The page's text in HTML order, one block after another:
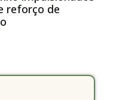
reforço de